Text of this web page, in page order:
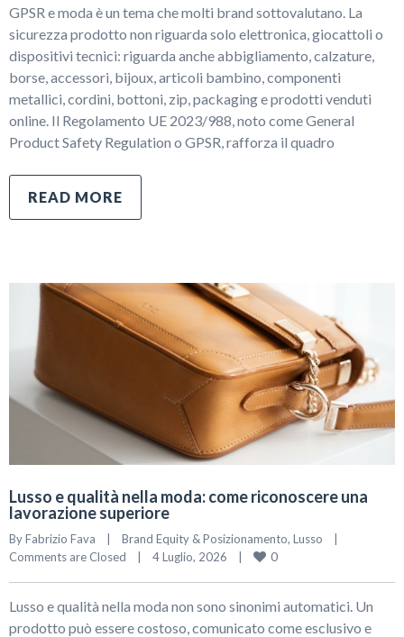
GPSR e moda è un tema che molti brand sottovalutano. La
sicurezza prodotto non riguarda solo elettronica, giocattoli o
dispositivi tecnici: riguarda anche abbigliamento, calzature,
borse, accessori, bijoux, articoli bambino, componenti
metallici, cordini, bottoni, zip, packaging e prodotti venduti
online. Il Regolamento UE 2023/988, noto come General
Product Safety Regulation o GPSR, rafforza il quadro
READ MORE
Lusso e qualità nella moda: come riconoscere una
lavorazione superiore
By Fabrizio Fava | Brand Equity & Posizionamento, Lusso
|
Comments are Closed
| 4 Luglio, 2026 | 0
Lusso e qualità nella moda non sono sinonimi automatici. Un
prodotto può essere costoso, comunicato come esclusivo e